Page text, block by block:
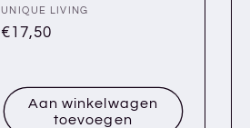
Verkoper:
UNIQUE LIVING
Normale
€17,50
Aan winkelwagen
toevoegen